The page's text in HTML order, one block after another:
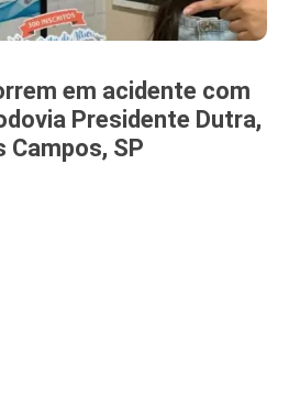
em acidente com
Presidente Dutra,
Campos, SP